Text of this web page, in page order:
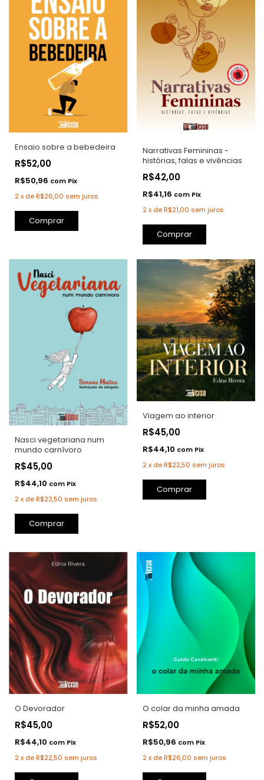
Ensaio sobre a bebedeira
R$52,00
R$50,96 com Pix
2x deR$26,00 sem juros
Comprar
Narrativas Femininas -
histórias, falas e vivências
R$42,00
R$41,16 com Pix
2 x deR$21,00 sem juros
Comprar
Nasci vegetariana num
mundo carnívoro
R$45,00
R$44,10 com Pix
2x deR$22,50 sem juros
Viagem ao interior
R$45,00
R$44,10 com Pix
2 x deR$22,50 sem juros
O Devorador
R$45,00
R$44,10 com Pix
2x deR$22,50 sem juros
O colar da minha amada
R$52,00
R$50,96 com Pix
2 x deR$26,00 sem juros